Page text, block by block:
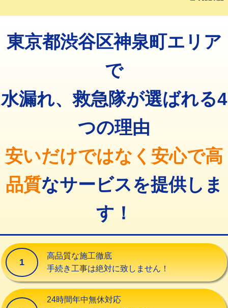
マス交換（深さ50㎝以上） 66,000円
コンクリート斫り（厚さ10㎝超え）
モルタル補修（厚さ10㎝まで） 27,500円
16,500円
廃棄・処分 現場見積
トーラー機使用/3mまで 33,000円
追加トーラー機使用/3m超え +3,300円
止水・漏水調査・防水処理・清掃・修
11,000円
止水・漏水調査・防水処理・清掃・修
22,000円
止水・漏水調査・防水処理・清掃・修
理・調整・分解・加工など（重作業）
33,000円
その他部品の脱着 8,800円～
交換・取付(単水栓（壁付・デッキ
式）)
13,200円+材料費
交換・取付(混合水栓（壁付・デッキ
式・ワンホール）)
16,500円+材料費
交換・取付(排水栓・排水トラップ
東京都渋谷区神泉町エリア
で
水漏れ、救急隊が選ばれる4
つの理由
安いだけではなく安心で高
品質なサービスを提供しま
す！
1
高品質な施工徹底
手続き工事は絶対に致しません！
24時間年中無休対応